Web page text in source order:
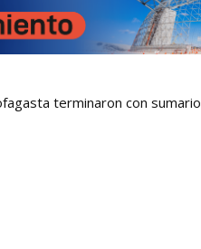
terminaron con sumario